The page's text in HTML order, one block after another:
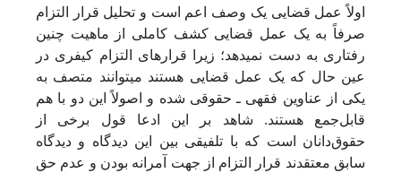
اولاً عمل قضایی یک وصف اعم است و تحلیل قرار التزام
صرفاً به یک عمل قضایی کشف کاملی از ماهیت چنین
رفتاری به دست نمی‏دهد؛ زیرا قرارهای التزام کیفری در
عین حال که یک عمل قضایی هستند می‏توانند متصف به
یکی از عناوین فقهی ـ حقوقی شده و اصولاً این دو با هم
قابل‌جمع هستند. شاهد بر این ادعا قول برخی از
حقوق‌دانان است که با تلفیقی بین این دیدگاه و دیدگاه
سابق معتقدند قرار التزام از جهت آمرانه بودن و عدم حق